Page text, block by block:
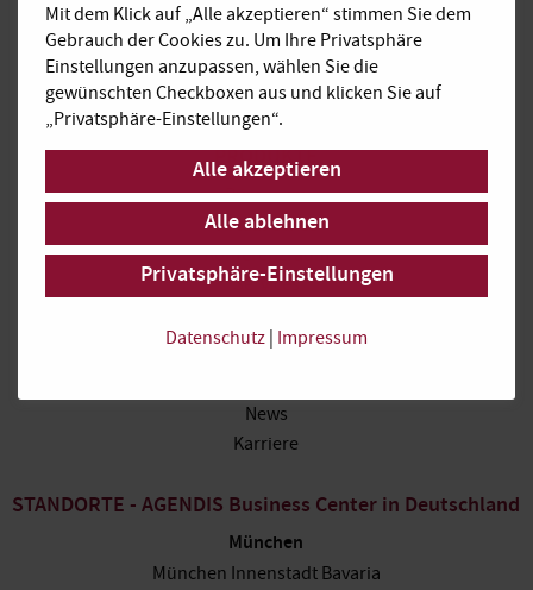
Impressum
Datenschutz
PRODUKTE
Büroraum
Virtual Office
Konferenzraum
Services
ÜBER UNS
News
Karriere
STANDORTE - AGENDIS Business Center in Deutschland
München
München Innenstadt Bavaria
Mit dem Klick auf „Alle akzeptieren“ stimmen Sie dem
Gebrauch der Cookies zu. Um Ihre Privatsphäre
Einstellungen anzupassen, wählen Sie die
gewünschten Checkboxen aus und klicken Sie auf
„Privatsphäre-Einstellungen“.
Alle akzeptieren
Alle ablehnen
Privatsphäre-Einstellungen
Datenschutz Impressum